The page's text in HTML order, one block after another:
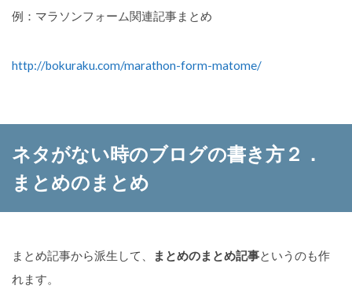
例：マラソンフォーム関連記事まとめ
http://bokuraku.com/marathon-form-matome/
ネタがない時のブログの書き方２．
まとめのまとめ
まとめ記事から派生して、 まとめのまとめ記事というのも作
れます。